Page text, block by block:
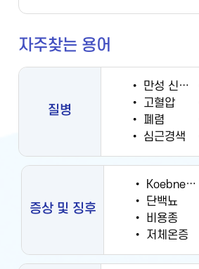
자주찾는 용어
질병
• 만성 신부전증
•
고혈압
•
폐렴
•
심근경색
증상 및 징후
• Koebner 현상
•
단백뇨
•
비용종
•
저체온증